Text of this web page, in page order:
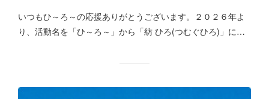
いつもひ～ろ～の応援ありがとうございます。２０２６年よ
り、活動名を「ひ～ろ～」から「紡 ひろ(つむぐひろ)」に…